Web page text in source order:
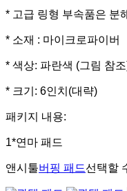
* 고급 링형 부속품은 분
* 소재 : 마이크로파이버
* 색상: 파란색 (그림 참
* 크기: 6인치(대략)
패키지 내용:
1*연마 패드
앤시툴버핑 패드선택할